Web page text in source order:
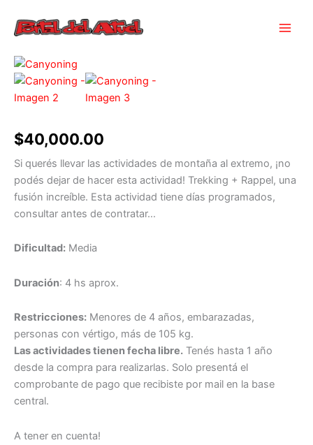
$40,000.00
Si querés llevar las actividades de montaña al extremo, ¡no
podés dejar de hacer esta actividad! Trekking + Rappel, una
fusión increíble. Esta actividad tiene días programados,
consultar antes de contratar…
Dificultad: Media
Duración: 4 hs aprox.
Restricciones: Menores de 4 años, embarazadas,
personas con vértigo, más de 105 kg.
Las actividades tienen fecha libre. Tenés hasta 1 año
desde la compra para realizarlas. Solo presentá el
comprobante de pago que recibiste por mail en la base
central.
A tener en cuenta!
Canyoning
cantidad